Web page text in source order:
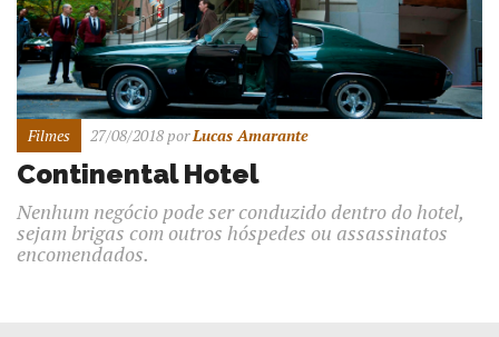
Filmes 27/08/2018 por Lucas Amarante
Continental Hotel
Nenhum negócio pode ser conduzido dentro do hotel,
sejam brigas com outros hóspedes ou assassinatos
encomendados.